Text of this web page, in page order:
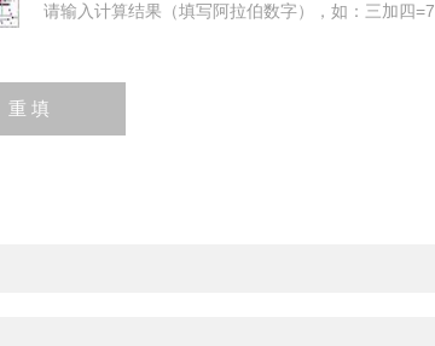
请输入计算结果（填写阿拉伯数字），如：三加四=7